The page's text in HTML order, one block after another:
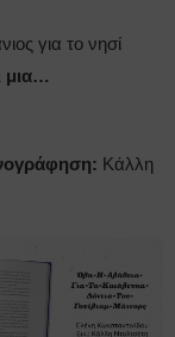
για το νησί
μια…
Κάλλη